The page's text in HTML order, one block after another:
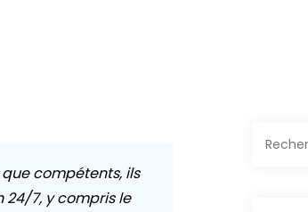
compétents, ils
24/7, y compris le